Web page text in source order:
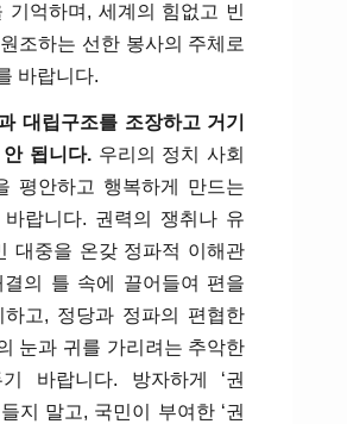
기억하며, 세계의 힘없고 빈
조하는 선한 봉사의 주체로
바랍니다.
대립구조를 조장하고 거기
됩니다.우리의 정치 사회
평안하고 행복하게 만드는
랍니다. 권력의 쟁취나 유
대중을 온갖 정파적 이해관
의 틀 속에 끌어들여 편을
고, 정당과 정파의 편협한
눈과 귀를 가리려는 추악한
바랍니다. 방자하게 ‘권
지 말고, 국민이 부여한 ‘권